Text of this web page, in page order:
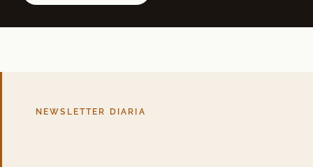
NEWSLETTER DIARIA